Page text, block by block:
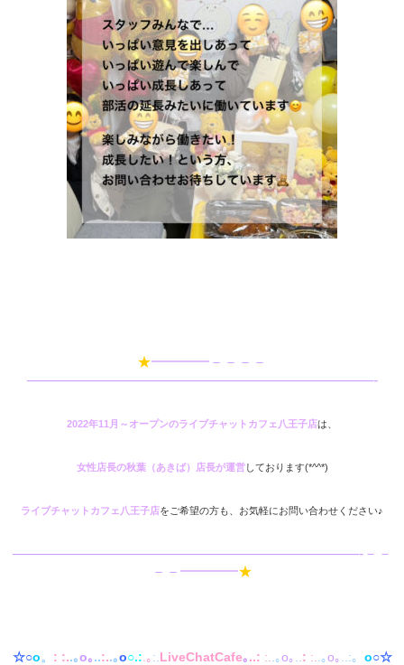
★━━━━－－－－
————————————————————————-
2022年11月～オープンのライブチャットカフェ八王子店は、
女性店長の秋葉（あきば）店長が運営しております(*^^*)
ライブチャットカフェ八王子店をご希望の方も、お気軽にお問い合わせください♪
————————————————————————-－－
－－━━━━★
☆○o。 : :..｡o｡..:..｡o○.: .｡:. LiveChatCafe｡..: :. .｡o｡ : :. .｡o｡ ..:。 o○☆